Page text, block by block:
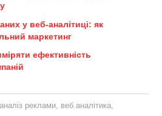
у веб-аналітиці: як
маркетинг
ефективність
аналіз реклами, веб аналітика,